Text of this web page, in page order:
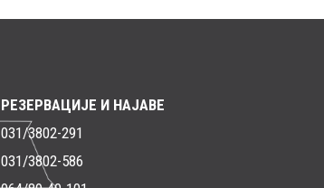
РЕЗЕРВАЦИЈЕ И НАЈАВЕ
031/3802-291
031/3802-586